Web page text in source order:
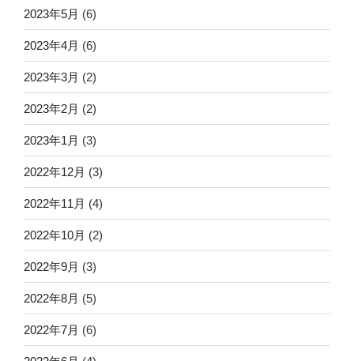
2023年5月 (6)
2023年4月 (6)
2023年3月 (2)
2023年2月 (2)
2023年1月 (3)
2022年12月 (3)
2022年11月 (4)
2022年10月 (2)
2022年9月 (3)
2022年8月 (5)
2022年7月 (6)